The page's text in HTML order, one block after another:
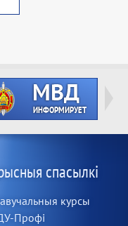
спасылкі
курсы
Профі